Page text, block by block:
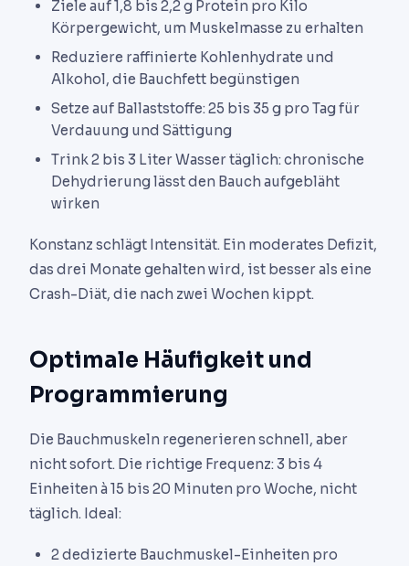
Ziele auf 1,8 bis 2,2 g Protein pro Kilo
Körpergewicht, um Muskelmasse zu erhalten
Reduziere raffinierte Kohlenhydrate und
Alkohol, die Bauchfett begünstigen
Setze auf Ballaststoffe: 25 bis 35 g pro Tag für
Verdauung und Sättigung
Trink 2 bis 3 Liter Wasser täglich: chronische
Dehydrierung lässt den Bauch aufgebläht
wirken
Konstanz schlägt Intensität. Ein moderates Defizit,
das drei Monate gehalten wird, ist besser als eine
Crash-Diät, die nach zwei Wochen kippt.
Optimale Häufigkeit und
Programmierung
Die Bauchmuskeln regenerieren schnell, aber
nicht sofort. Die richtige Frequenz: 3 bis 4
Einheiten à 15 bis 20 Minuten pro Woche, nicht
täglich. Ideal:
2 dedizierte Bauchmuskel-Einheiten pro